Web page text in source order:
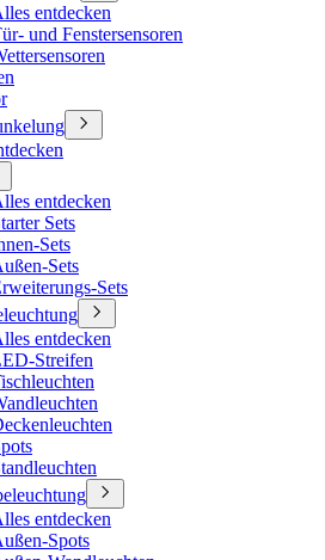
entdecken
und Fenstersensoren
entdecken
Sets
Sets
Sets
Sets
entdecken
Streifen
entdecken
Spots